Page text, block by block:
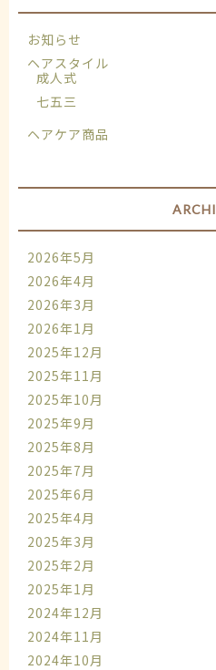
お知らせ
ヘアスタイル
成人式
七五三
ヘアケア商品
2026年5月
2026年4月
2026年3月
2026年1月
2025年12月
2025年11月
2025年10月
2025年9月
2025年8月
2025年7月
2025年6月
2025年4月
2025年3月
2025年2月
2025年1月
2024年12月
2024年11月
2024年10月